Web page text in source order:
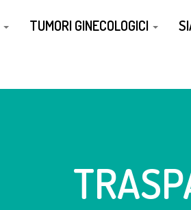
TUMORI GINECOLOGICI